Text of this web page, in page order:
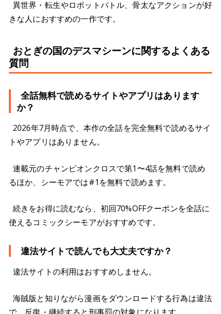
異世界・転生やロボットバトル、骨太なアクションが好
きな人におすすめの一作です。
おとぎの国のデスマシーンに関するよくある
質問
全話無料で読めるサイトやアプリはあります
か？
2026年7月時点で、本作の全話を完全無料で読めるサイ
トやアプリはありません。
連載元のチャンピオンクロスで第1〜4話を無料で読め
るほか、シーモアでは#1を無料で読めます。
続きをお得に読むなら、初回70%OFFクーポンを全話に
使えるコミックシーモアがおすすめです。
違法サイトで読んでも大丈夫ですか？
違法サイトの利用はおすすめしません。
海賊版と知りながら漫画をダウンロードする行為は違法